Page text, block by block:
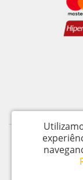
Itu
Av Jose de